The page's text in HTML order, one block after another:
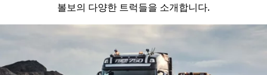
볼보의 다양한 트럭들을 소개합니다.